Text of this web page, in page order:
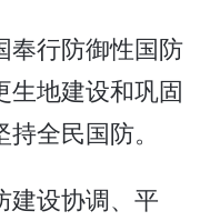
行防御性国防
生地建设和巩固
全民国防。
建设协调、平